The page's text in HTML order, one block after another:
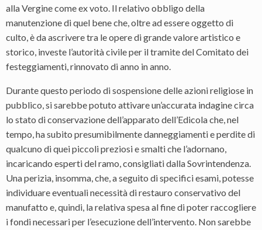
alla Vergine come ex voto. Il relativo obbligo della
manutenzione di quel bene che, oltre ad essere oggetto di
culto, è da ascrivere tra le opere di grande valore artistico e
storico, investe l’autorità civile per il tramite del Comitato dei
festeggiamenti, rinnovato di anno in anno.
Durante questo periodo di sospensione delle azioni religiose in
pubblico, si sarebbe potuto attivare un’accurata indagine circa
lo stato di conservazione dell’apparato dell’Edicola che, nel
tempo, ha subito presumibilmente danneggiamenti e perdite di
qualcuno di quei piccoli preziosi e smalti che l’adornano,
incaricando esperti del ramo, consigliati dalla Sovrintendenza.
Una perizia, insomma, che, a seguito di specifici esami, potesse
individuare eventuali necessità di restauro conservativo del
manufatto e, quindi, la relativa spesa al fine di poter raccogliere
i fondi necessari per l’esecuzione dell’intervento. Non sarebbe